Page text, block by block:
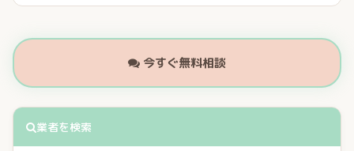
今すぐ無料相談
業者を検索